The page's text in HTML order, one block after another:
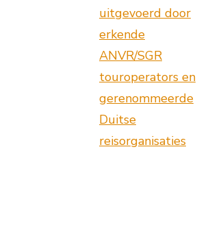
uitgevoerd door
erkende
ANVR/SGR
touroperators en
gerenommeerde
Duitse
reisorganisaties